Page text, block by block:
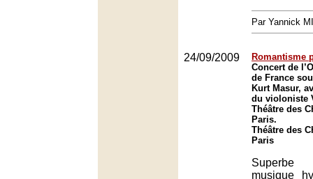
Par Yannick
24/09/2009
Romantisme
Concert de
de France
Kurt Masur,
du violoniste
Théâtre des
Paris.
Théâtre des
Paris
musique